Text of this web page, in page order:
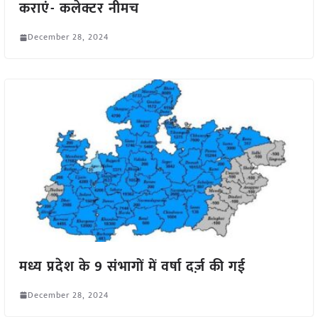
कराएं- कलेक्टर नीमच
December 28, 2024
मध्य प्रदेश के 9 संभागों में वर्षा दर्ज़ की गई
December 28, 2024